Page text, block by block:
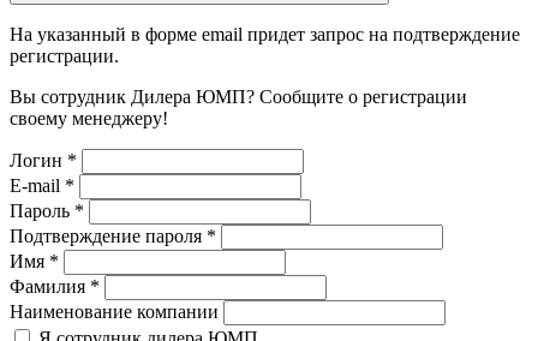
На указанный в форме email придет запрос на подтверждение
регистрации.
Вы сотрудник Дилера ЮМП? Сообщите о регистрации
своему менеджеру!
Логин *
E-mail *
Пароль *
Подтверждение пароля *
Имя *
Фамилия *
Наименование компании